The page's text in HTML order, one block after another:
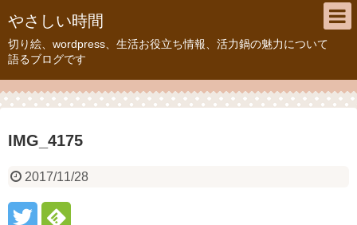
やさしい時間
切り絵、wordpress、生活お役立ち情報、活力鍋の魅力について
語るブログです
IMG_4175
2017/11/28